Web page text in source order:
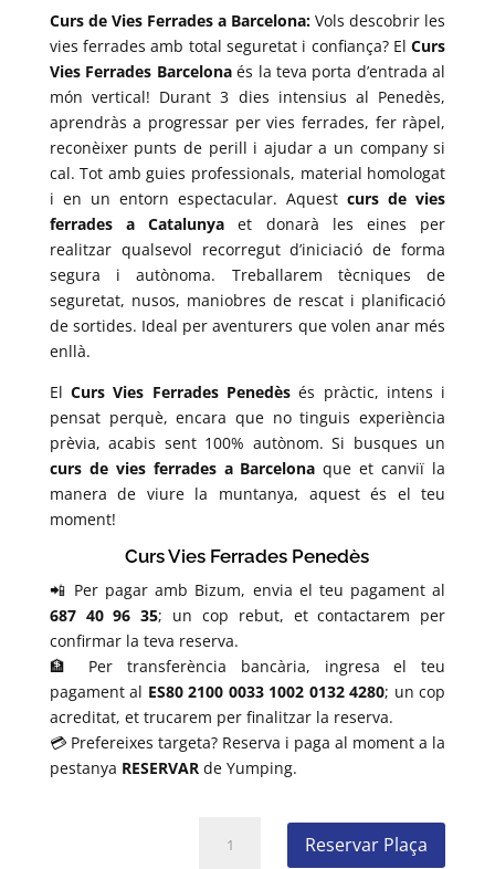
Curs de Vies Ferrades a Barcelona: Vols descobrir les
vies ferrades amb total seguretat i confiança? ElCurs
Vies Ferrades Barcelonaés la teva porta d’entrada al
món vertical! Durant 3 dies intensius al Penedès,
aprendràs a progressar per vies ferrades, fer ràpel,
reconèixer punts de perill i ajudar a un company si
cal. Tot amb guies professionals, material homologat
i en un entorn espectacular. Aquestcurs de vies
ferrades a Catalunya et donarà les eines per
realitzar qualsevol recorregut d’iniciació de forma
segura i autònoma. Treballarem tècniques de
seguretat, nusos, maniobres de rescat i planificació
de sortides. Ideal per aventurers que volen anar més
enllà.
ElCurs Vies Ferrades Penedès és pràctic, intens i
pensat perquè, encara que no tinguis experiència
prèvia, acabis sent 100% autònom. Si busques un
curs de vies ferrades a Barcelona que et canviï la
manera de viure la muntanya, aquest és el teu
moment!
Curs Vies Ferrades Penedès
📲 Per pagar amb Bizum, envia el teu pagament al
687 40 96 35; un cop rebut, et contactarem per
confirmar la teva reserva.
🏦 Per transferència bancària, ingresa el teu
pagament al ES80 2100 0033 1002 0132 4280; un cop
acreditat, et trucarem per finalitzar la reserva.
💳 Prefereixes targeta? Reserva i paga al moment a la
pestanya RESERVARde Yumping.
Reservar Plaça